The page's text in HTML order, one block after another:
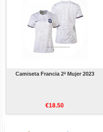
Camiseta Francia 2ª Mujer 2023
€18.50